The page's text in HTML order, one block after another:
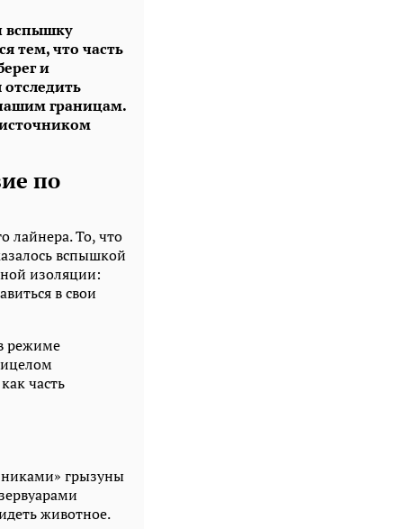
вспышку
тем, что часть
и
границам.
по
лайнера. То, что
вспышкой
изоляции:
в свои
режиме
часть
грызуны
животное.